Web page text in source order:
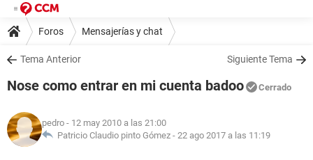
Foros Mensajerías y chat
Tema Anterior Siguiente Tema
Nose como entrar en mi cuenta badoo Cerrado
pedro - 12 may 2010 a las 21:00
Patricio Claudio pinto Gómez - 22 ago 2017 a las 11:19